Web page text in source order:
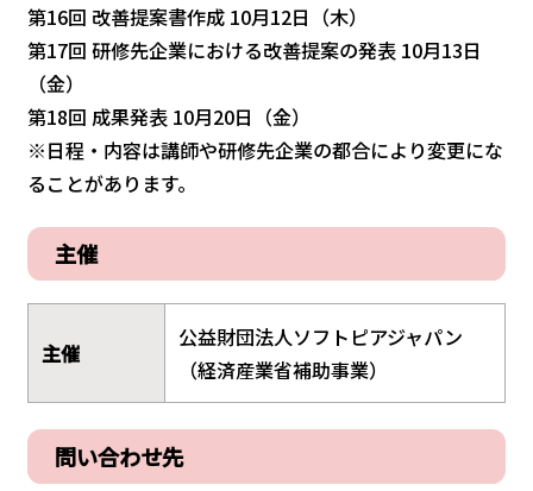
第16回 改善提案書作成 10月12日（木）
第17回 研修先企業における改善提案の発表 10月13日
（金）
第18回 成果発表 10月20日（金）
※日程・内容は講師や研修先企業の都合により変更にな
ることがあります。
主催
主催
公益財団法人ソフトピアジャパン
（経済産業省補助事業）
問い合わせ先